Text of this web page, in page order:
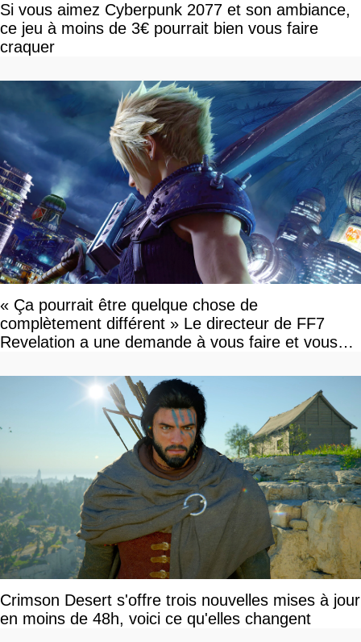
Si vous aimez Cyberpunk 2077 et son ambiance,
ce jeu à moins de 3€ pourrait bien vous faire
craquer
« Ça pourrait être quelque chose de
complètement différent » Le directeur de FF7
Revelation a une demande à vous faire et vous
Crimson Desert s'offre trois nouvelles mises à jour
en moins de 48h, voici ce qu'elles changent